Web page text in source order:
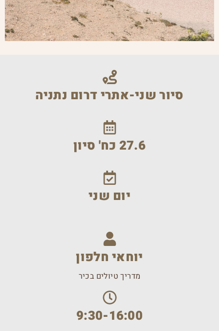
סיור שני-אתרי דרום נתניה
27.6 כח' סיון
יום שני
יוחאי חלפון
מדריך טיולים בכיר
9:30-16:00